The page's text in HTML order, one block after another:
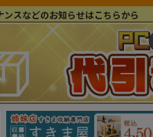
スなどのお知らせはこちらから